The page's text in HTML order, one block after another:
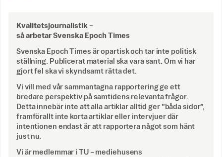
Kvalitetsjournalistik –
så arbetar Svenska Epoch Times
Svenska Epoch Times är opartisk och tar inte politisk
ställning. Publicerat material ska vara sant. Om vi har
gjort fel ska vi skyndsamt rätta det.
Vi vill med vår sammantagna rapportering ge ett
bredare perspektiv på samtidens relevanta frågor.
Detta innebär inte att alla artiklar alltid ger ”båda sidor”,
framförallt inte korta artiklar eller intervjuer där
intentionen endast är att rapportera något som hänt
just nu.
Vi är medlemmar i TU – mediehusens